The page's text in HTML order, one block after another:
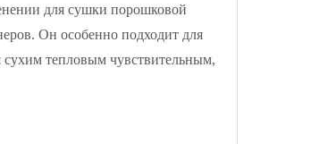
для сушки порошковой
Он особенно подходит для
сухим тепловым чувствительным,